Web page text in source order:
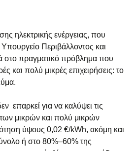
ηλεκτρικής ενέργειας, που
Περιβάλλοντος και
στο πραγματικό πρόβλημα που
και πολύ μικρές επιχειρήσεις: το
επαρκεί για να καλύψει τις
μικρών και πολύ μικρών
ύψους 0,02 €/kWh, ακόμη και
ή στο 80%–60% της